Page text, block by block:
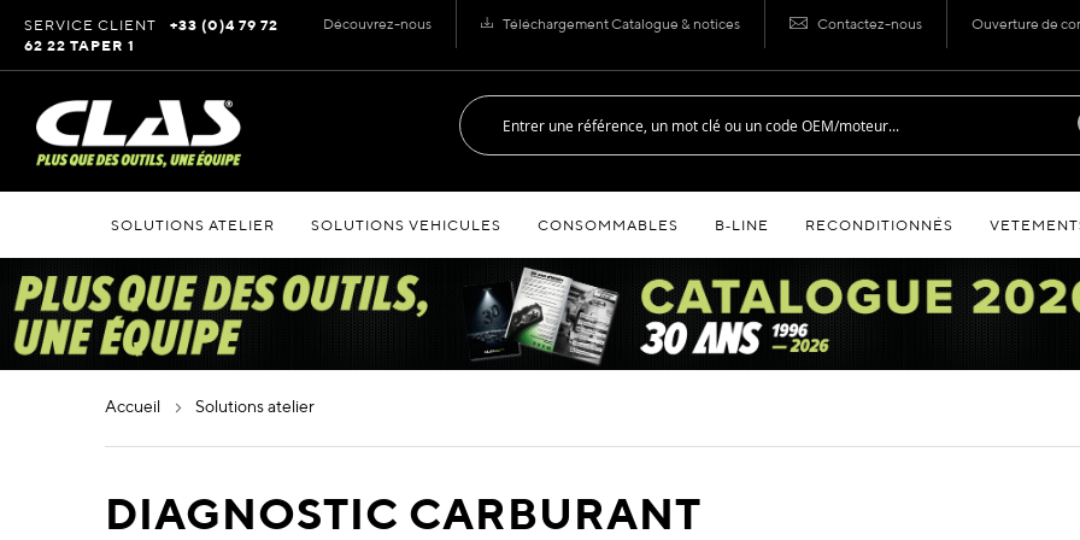
Découvrez-nous Téléchargement Catalogue & notices Contactez-nous Ouverture de
au
contenu
SERVICE CLIENT
+33 (0)4 79 72
62 22 TAPER 1
SOLUTIONS ATELIER SOLUTIONS VEHICULES CONSOMMABLES B‑LINE RECONDITIONNÉS
accueil solutions atelier
DIAGNOSTIC CARBURANT